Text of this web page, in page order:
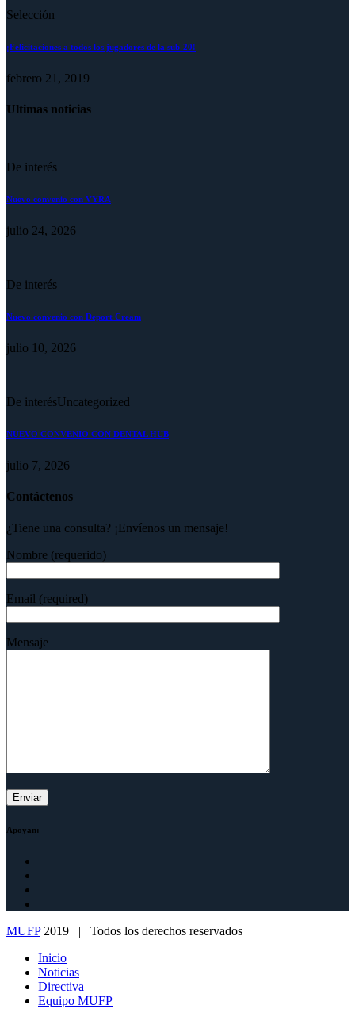
Selección
¡Felicitaciones a todos los jugadores de la sub-20!
febrero 21, 2019
Ultimas noticias
De interés
Nuevo convenio con VYRA
julio 24, 2026
De interés
Nuevo convenio con Deport Cream
julio 10, 2026
De interésUncategorized
NUEVO CONVENIO CON DENTAL HUB
julio 7, 2026
Contáctenos
¿Tiene una consulta? ¡Envíenos un mensaje!
Nombre (requerido)
Email (required)
Mensaje
Apoyan:
MUFP2019 | Todos los derechos reservados
Inicio
Noticias
Directiva
Equipo MUFP